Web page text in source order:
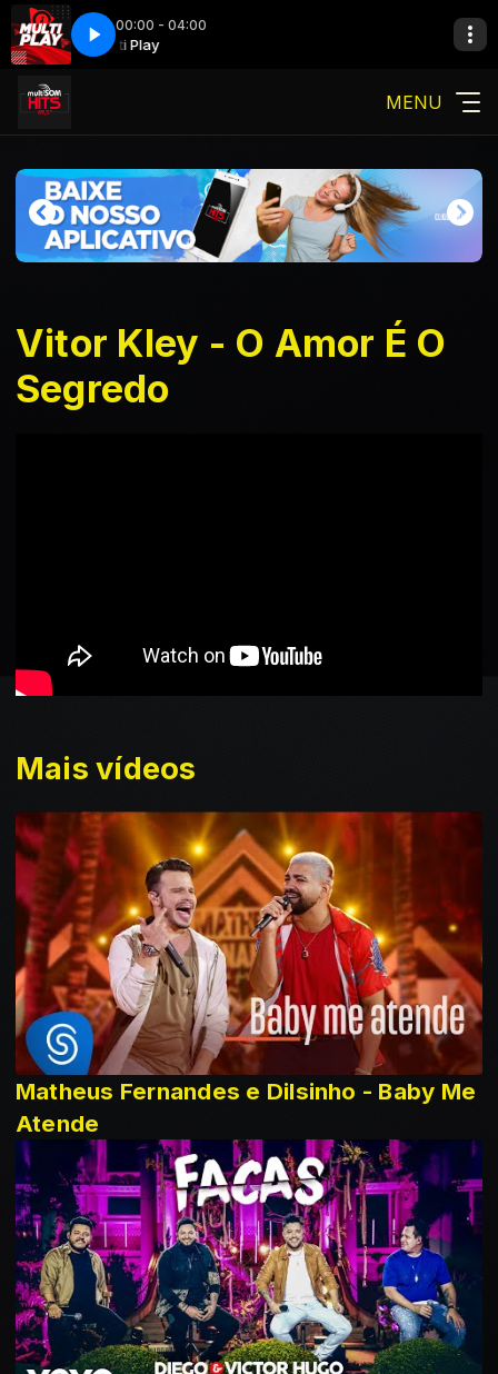
00:00 - 04:00
Multi Play
MENU
Vitor Kley - O Amor É O
Segredo
Mais vídeos
Matheus Fernandes e Dilsinho - Baby Me
Atende